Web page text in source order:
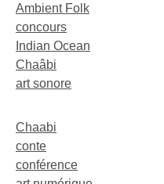
Ambient Folk
concours
Indian Ocean
Chaâbi
art sonore
Chaabi
conte
conférence